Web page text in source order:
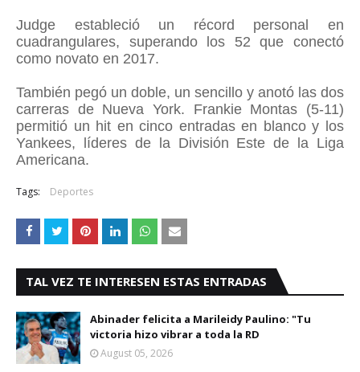
Judge estableció un récord personal en
cuadrangulares, superando los 52 que conectó
como novato en 2017.
También pegó un doble, un sencillo y anotó las dos
carreras de Nueva York. Frankie Montas (5-11)
permitió un hit en cinco entradas en blanco y los
Yankees, líderes de la División Este de la Liga
Americana.
Tags: Deportes
TAL VEZ TE INTERESEN ESTAS ENTRADAS
Abinader felicita a Marileidy Paulino: "Tu
victoria hizo vibrar a toda la RD
August 05, 2026